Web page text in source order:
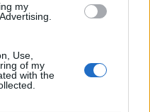
my
Use,
of my
with the
ο εορτασμός του
μετά από